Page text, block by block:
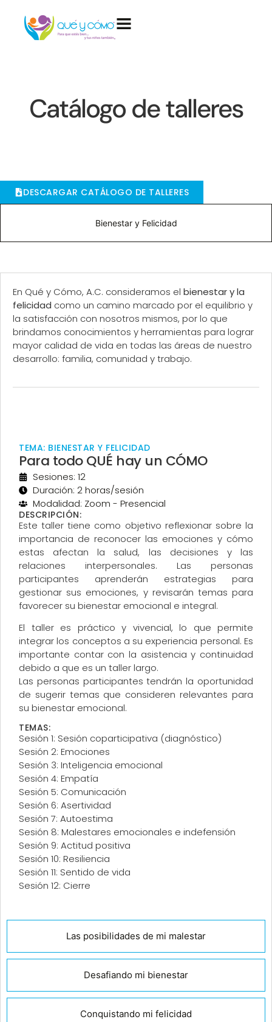
Catálogo de talleres
DESCARGAR CATÁLOGO DE TALLERES
Bienestar y Felicidad
En Qué y Cómo, A.C. consideramos el bienestar y la
felicidad como un camino marcado por el equilibrio y
la satisfacción con nosotros mismos, por lo que
brindamos conocimientos y herramientas para lograr
mayor calidad de vida en todas las áreas de nuestro
desarrollo: familia, comunidad y trabajo.
Las posibilidades de mi malestar
Desafiando mi bienestar
Conquistando mi felicidad
TEMA: BIENESTAR Y FELICIDAD
Para todo QUÉ hay un CÓMO
Sesiones: 12
Duración: 2 horas/sesión
Modalidad: Zoom - Presencial
DESCRIPCIÓN:
Este taller tiene como objetivo reflexionar sobre la
importancia de reconocer las emociones y cómo
estas afectan la salud, las decisiones y las
relaciones interpersonales. Las personas
participantes aprenderán estrategias para
gestionar sus emociones, y revisarán temas para
favorecer su bienestar emocional e integral.
El taller es práctico y vivencial, lo que permite
integrar los conceptos a su experiencia personal. Es
importante contar con la asistencia y continuidad
debido a que es un taller largo.
Las personas participantes tendrán la oportunidad
de sugerir temas que consideren relevantes para
su bienestar emocional.
TEMAS:
Sesión 1: Sesión coparticipativa (diagnóstico)
Sesión 2: Emociones
Sesión 3: Inteligencia emocional
Sesión 4: Empatía
Sesión 5: Comunicación
Sesión 6: Asertividad
Sesión 7: Autoestima
Sesión 8: Malestares emocionales e indefensión
Sesión 9: Actitud positiva
Sesión 10: Resiliencia
Sesión 11: Sentido de vida
Sesión 12: Cierre